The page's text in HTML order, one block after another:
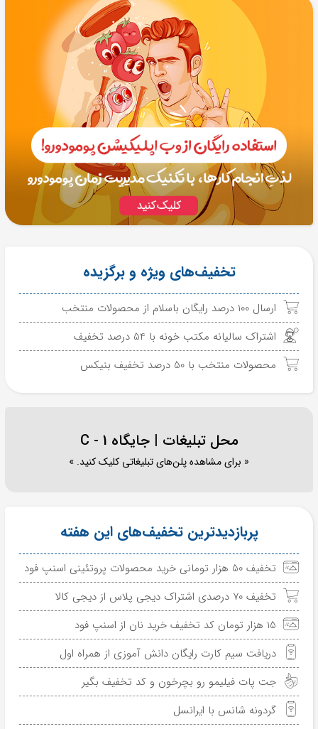
تخفیف‌های ویژه و برگزیده
ارسال 100 درصد رایگان باسلام از محصولات منتخب
اشتراک سالیانه مکتب خونه با 54 درصد تخفیف
محصولات منتخب با 50 درصد تخفیف بنیکس
محل تبلیغات | جایگاه C - 1
« برای مشاهده پلن‌های تبلیغاتی کلیک کنید. »
پربازدیدترین تخفیف‌های این هفته
تخفیف 50 هزار تومانی خرید محصولات پروتئینی اسنپ فود
تخفیف 70 درصدی اشتراک دیجی پلاس از دیجی کالا
15 هزار تومان کد تخفیف خرید نان از اسنپ فود
دریافت سیم کارت رایگان دانش آموزی از همراه اول
جت پات فیلیمو رو بچرخون و کد تخفیف بگیر
گردونه شانس با ایرانسل